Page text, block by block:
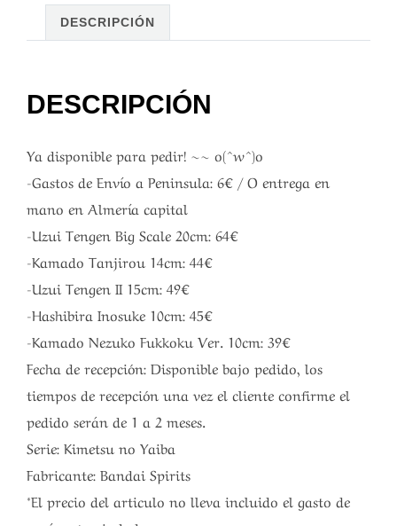
DESCRIPCIÓN
DESCRIPCIÓN
Ya disponible para pedir! ~~ o(^w^)o
-Gastos de Envío a Peninsula: 6€ / O entrega en
mano en Almería capital
-Uzui Tengen Big Scale 20cm: 64€
-Kamado Tanjirou 14cm: 44€
-Uzui Tengen II 15cm: 49€
-Hashibira Inosuke 10cm: 45€
-Kamado Nezuko Fukkoku Ver. 10cm: 39€
Fecha de recepción: Disponible bajo pedido, los
tiempos de recepción una vez el cliente confirme el
pedido serán de 1 a 2 meses.
Serie: Kimetsu no Yaiba
Fabricante: Bandai Spirits
*El precio del articulo no lleva incluido el gasto de